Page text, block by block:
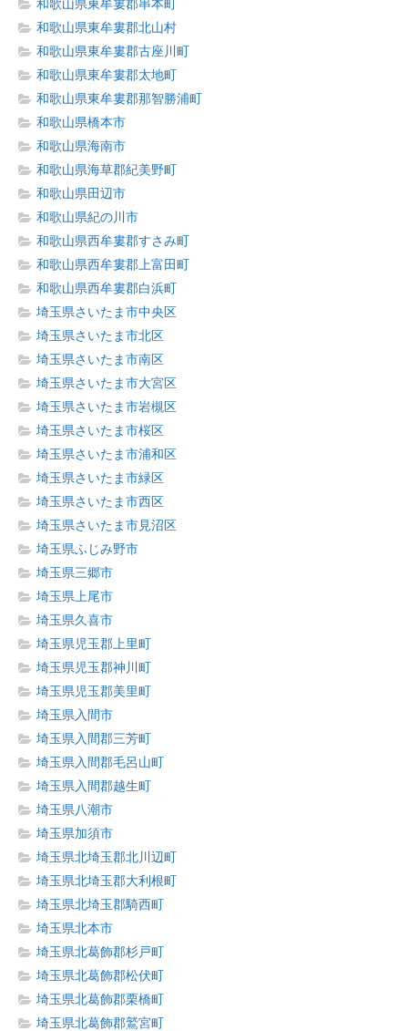
和歌山県東牟婁郡串本町
和歌山県東牟婁郡北山村
和歌山県東牟婁郡古座川町
和歌山県東牟婁郡太地町
和歌山県東牟婁郡那智勝浦町
和歌山県橋本市
和歌山県海南市
和歌山県海草郡紀美野町
和歌山県田辺市
和歌山県紀の川市
和歌山県西牟婁郡すさみ町
和歌山県西牟婁郡上富田町
和歌山県西牟婁郡白浜町
埼玉県さいたま市中央区
埼玉県さいたま市北区
埼玉県さいたま市南区
埼玉県さいたま市大宮区
埼玉県さいたま市岩槻区
埼玉県さいたま市桜区
埼玉県さいたま市浦和区
埼玉県さいたま市緑区
埼玉県さいたま市西区
埼玉県さいたま市見沼区
埼玉県ふじみ野市
埼玉県三郷市
埼玉県上尾市
埼玉県久喜市
埼玉県児玉郡上里町
埼玉県児玉郡神川町
埼玉県児玉郡美里町
埼玉県入間市
埼玉県入間郡三芳町
埼玉県入間郡毛呂山町
埼玉県入間郡越生町
埼玉県八潮市
埼玉県加須市
埼玉県北埼玉郡北川辺町
埼玉県北埼玉郡大利根町
埼玉県北埼玉郡騎西町
埼玉県北本市
埼玉県北葛飾郡杉戸町
埼玉県北葛飾郡松伏町
埼玉県北葛飾郡栗橋町
埼玉県北葛飾郡鷲宮町